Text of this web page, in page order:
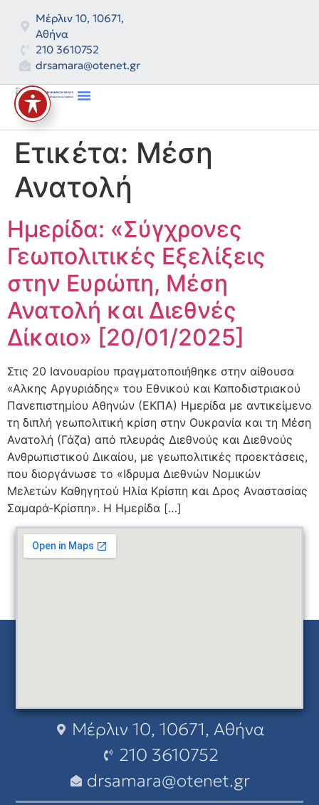
Μέρλιν 10, 10671,
Αθήνα
210 3610752
drsamara@otenet.gr
Ετικέτα: Μέση
Ανατολή
Ημερίδα: «Σύγχρονες
Γεωπολιτικές Εξελίξεις
στην Ευρώπη, Μέση
Ανατολή και Διεθνές
Δίκαιο» [20/01/2025]
Στις 20 Ιανουαρίου πραγματοποιήθηκε στην αίθουσα
«Αλκης Αργυριάδης» του Εθνικού και Καποδιστριακού
Πανεπιστημίου Αθηνών (ΕΚΠΑ) Ημερίδα με αντικείμενο
τη διπλή γεωπολιτική κρίση στην Ουκρανία και τη Μέση
Ανατολή (Γάζα) από πλευράς Διεθνούς και Διεθνούς
Ανθρωπιστικού Δικαίου, με γεωπολιτικές προεκτάσεις,
που διοργάνωσε το «Ιδρυμα Διεθνών Νομικών
Μελετών Καθηγητού Ηλία Κρίσπη και Δρος Αναστασίας
Σαμαρά-Κρίσπη». Η Ημερίδα […]
Μέρλιν 10, 10671, Αθήνα
210 3610752
drsamara@otenet.gr